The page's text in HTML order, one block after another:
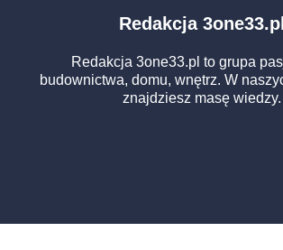
Redakcja 3one33.pl
Redakcja 3one33.pl to grupa
budownictwa, domu, wnętrz. W
znajdziesz masę wiedzy.